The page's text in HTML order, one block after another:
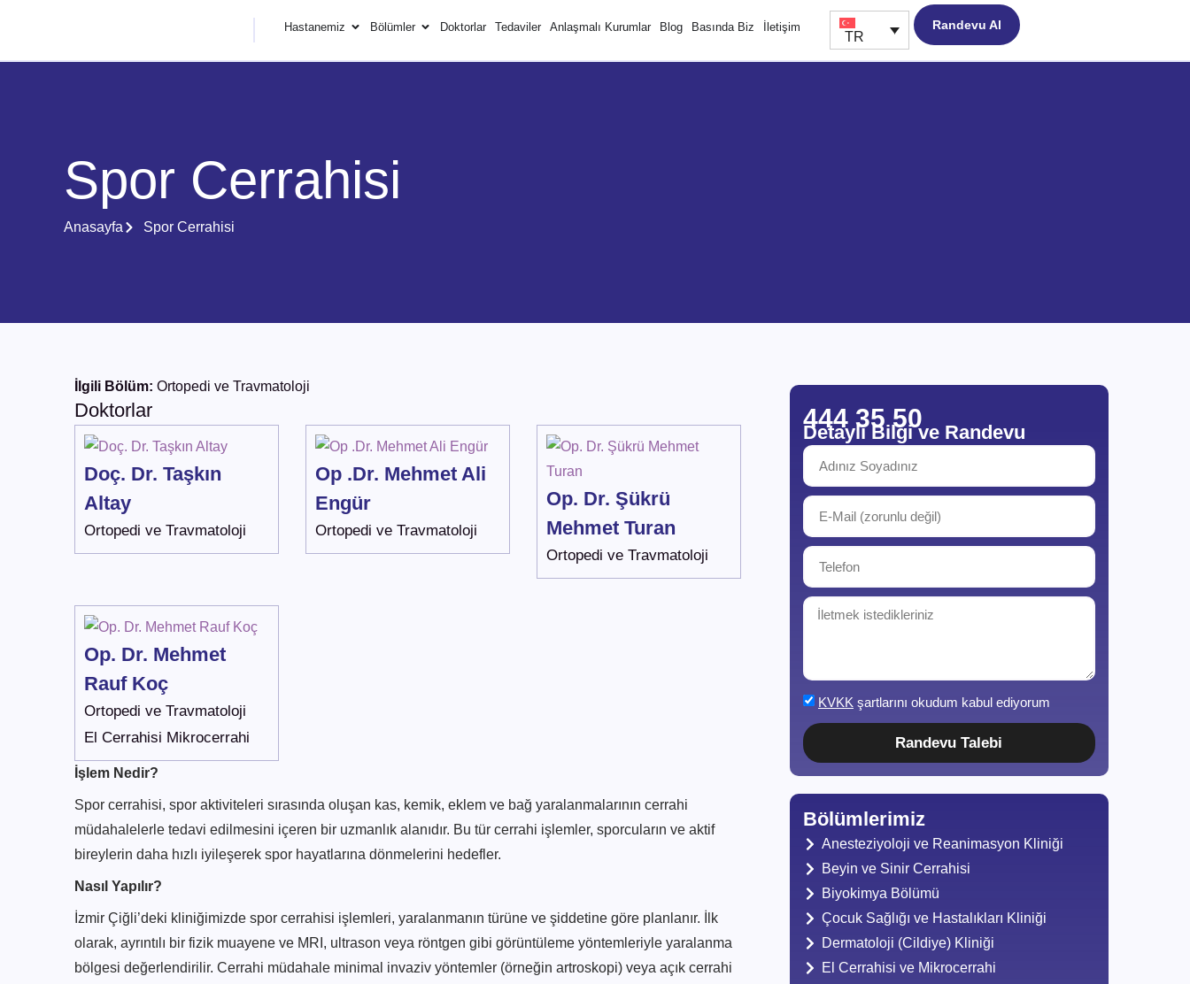
Hastanemiz Bölümler Doktorlar Tedaviler Anlaşmalı Kurumlar Blog Basında Biz İletişim
TR
Randevu Al
Spor Cerrahisi
Anasayfa Spor Cerrahisi
İlgili Bölüm: Ortopedi ve Travmatoloji
Doktorlar
Doç. Dr. Taşkın
Altay
Ortopedi ve Travmatoloji
Op .Dr. Mehmet Ali
Engür
Ortopedi ve Travmatoloji
Op. Dr. Şükrü
Mehmet Turan
Ortopedi ve Travmatoloji
Op. Dr. Mehmet
Rauf Koç
Ortopedi ve Travmatoloji
El Cerrahisi Mikrocerrahi
İşlem Nedir?
Spor cerrahisi, spor aktiviteleri sırasında oluşan kas, kemik, eklem ve bağ yaralanmalarının cerrahi
müdahalelerle tedavi edilmesini içeren bir uzmanlık alanıdır. Bu tür cerrahi işlemler, sporcuların ve aktif
bireylerin daha hızlı iyileşerek spor hayatlarına dönmelerini hedefler.
Nasıl Yapılır?
İzmir Çiğli’deki kliniğimizde spor cerrahisi işlemleri, yaralanmanın türüne ve şiddetine göre planlanır. İlk
olarak, ayrıntılı bir fizik muayene ve MRI, ultrason veya röntgen gibi görüntüleme yöntemleriyle yaralanma
bölgesi değerlendirilir. Cerrahi müdahale minimal invaziv yöntemler (örneğin artroskopi) veya açık cerrahi
444 35 50
Detaylı Bilgi ve Randevu
KVKK şartlarını okudum kabul ediyorum
Randevu Talebi
Bölümlerimiz
Anesteziyoloji ve Reanimasyon Kliniği
Beyin ve Sinir Cerrahisi
Biyokimya Bölümü
Çocuk Sağlığı ve Hastalıkları Kliniği
Dermatoloji (Cildiye) Kliniği
El Cerrahisi ve Mikrocerrahi